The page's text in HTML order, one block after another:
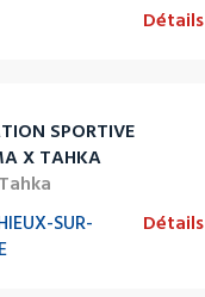
Détails
SPORTIVE
X TAHKA
SUR-
Détails